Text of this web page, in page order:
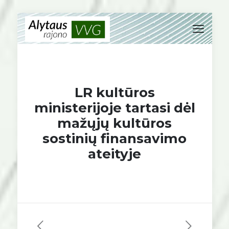
LR kultūros
ministerijoje tartasi dėl
mažųjų kultūros
sostinių finansavimo
ateityje